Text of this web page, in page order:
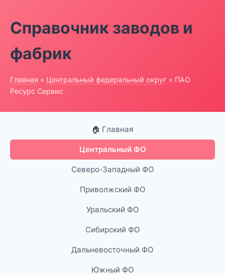
Справочник заводов и
фабрик
Главная » Центральный федеральный округ » ПАО
Ресурс Сервис
🏠 Главная
Центральный ФО
Северо-Западный ФО
Приволжский ФО
Уральский ФО
Сибирский ФО
Дальневосточный ФО
Южный ФО